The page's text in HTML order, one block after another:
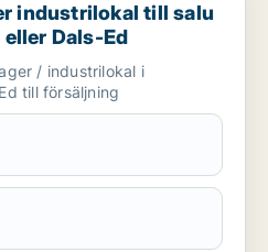
industrilokal till salu
Dals-Ed
/ industrilokal i
till försäljning